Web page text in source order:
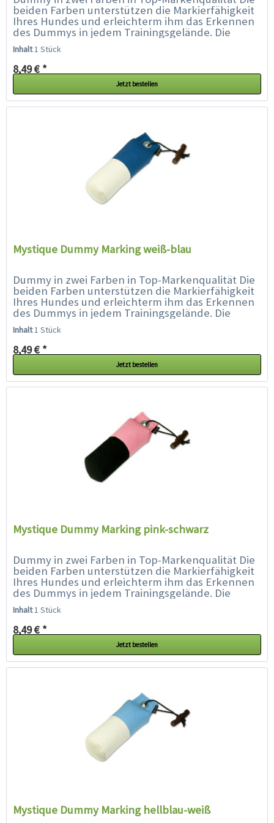
beiden Farben unterstützen die Markierfähigkeit
Ihres Hundes und erleichterm ihm das Erkennen
des Dummys in jedem Trainingsgelände. Die
spezielle Füllung und...
Inhalt1 Stück
8,49 € *
Jetzt bestellen
Mystique Dummy Marking weiß-blau
Dummy in zwei Farben in Top-Markenqualität Die
beiden Farben unterstützen die Markierfähigkeit
Ihres Hundes und erleichterm ihm das Erkennen
des Dummys in jedem Trainingsgelände. Die
spezielle Füllung und...
Inhalt1 Stück
8,49 € *
Jetzt bestellen
Mystique Dummy Marking pink-schwarz
Dummy in zwei Farben in Top-Markenqualität Die
beiden Farben unterstützen die Markierfähigkeit
Ihres Hundes und erleichterm ihm das Erkennen
des Dummys in jedem Trainingsgelände. Die
spezielle Füllung und...
Inhalt1 Stück
8,49 € *
Jetzt bestellen
Mystique Dummy Marking hellblau-weiß